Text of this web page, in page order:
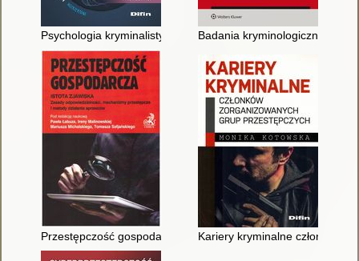
Psychologia kryminalistyczna : teoria i praktyka śledczo-
Badania kryminologiczne a
Przestępczość gospodarcza : istota zjawiska : zasady
Kariery kryminalne członków